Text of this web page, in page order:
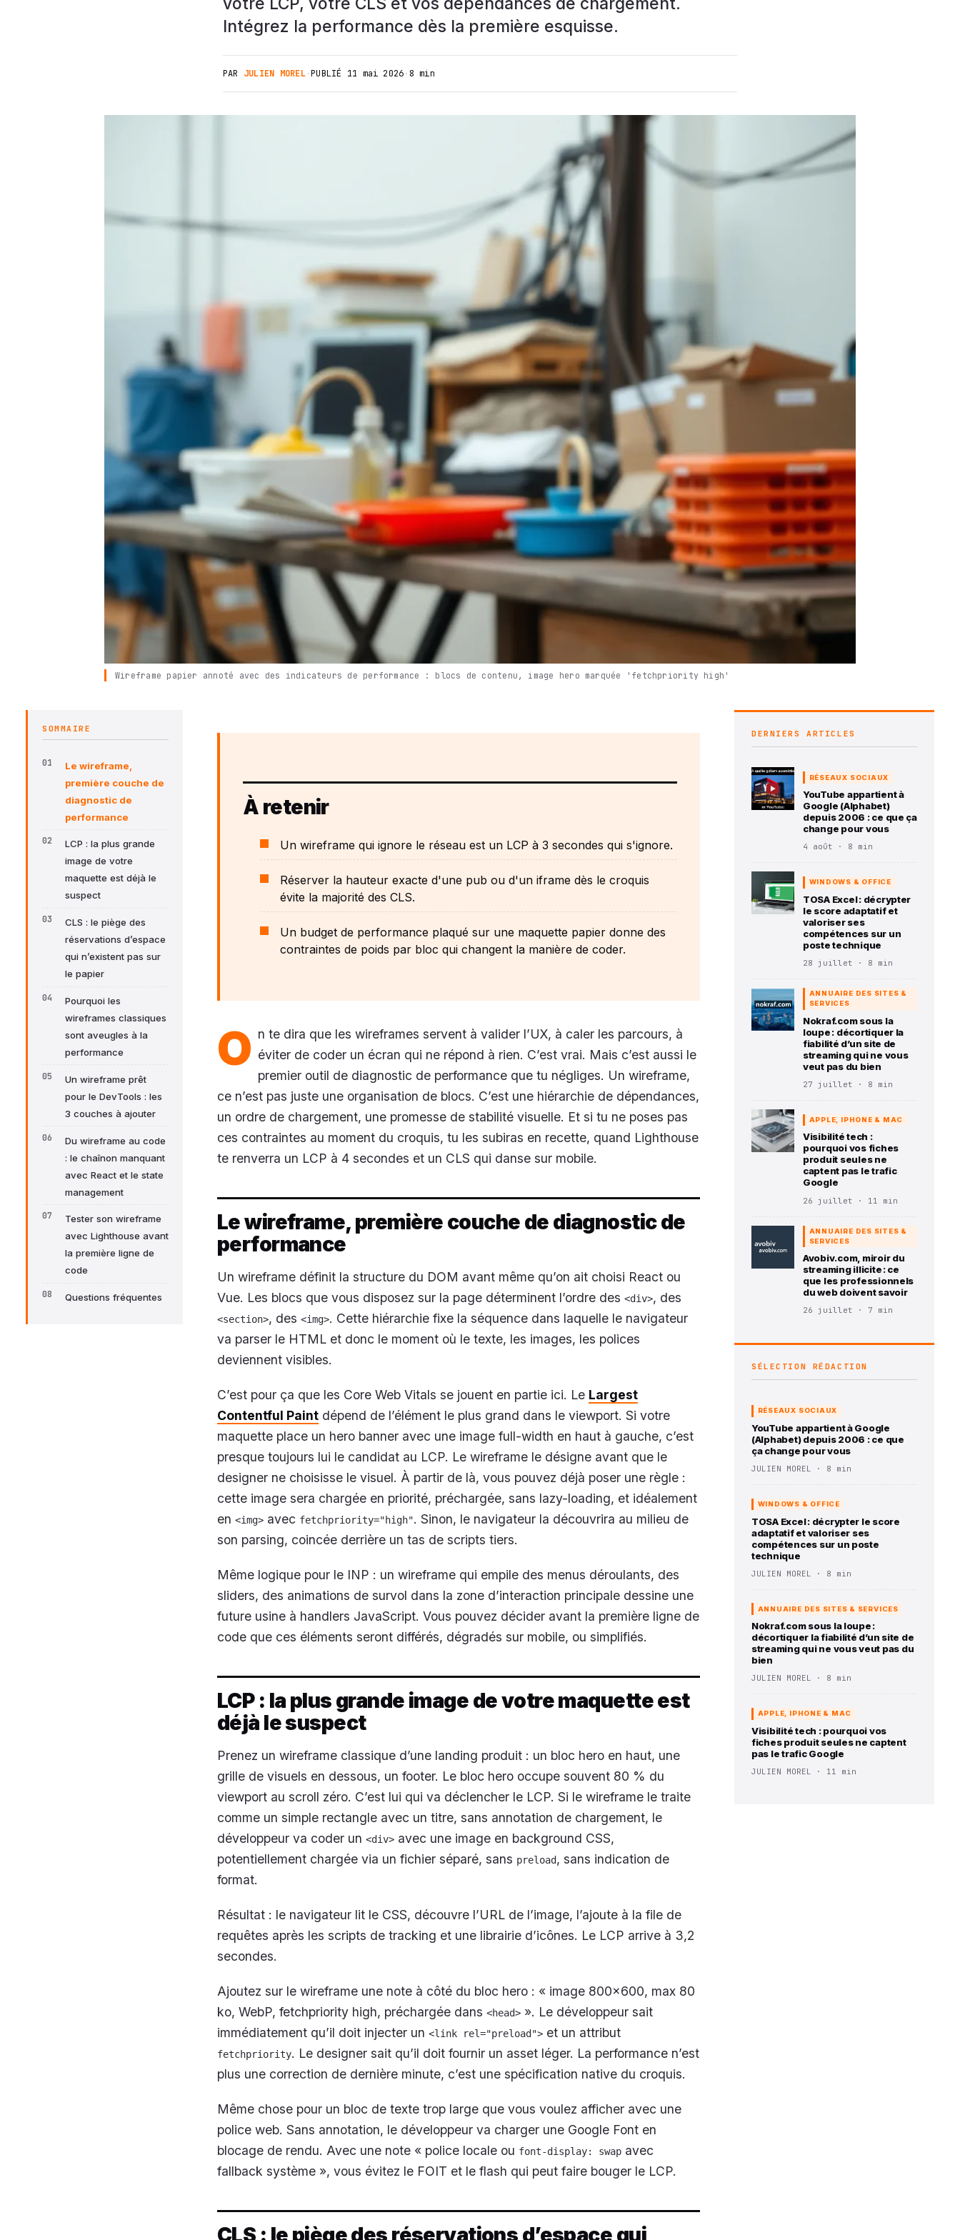
Intégrez la performance dès la première esquisse.
PAR JULIEN MOREL·PUBLIÉ 11 mai 2026· 8 min
Wireframe papier annoté avec des indicateurs de performance : blocs de contenu, image hero marquée 'fetchpriority high'
SOMMAIRE
Le wireframe,
première couche de
diagnostic de
performance
LCP : la plus grande
image de votre
maquette est déjà le
suspect
CLS : le piège des
réservations d’espace
qui n’existent pas sur
le papier
Pourquoi les
wireframes classiques
sont aveugles à la
performance
Un wireframe prêt
pour le DevTools : les
3 couches à ajouter
Du wireframe au code
: le chaînon manquant
avec React et le state
management
Tester son wireframe
avec Lighthouse avant
la première ligne de
code
Questions fréquentes
À retenir
Un wireframe qui ignore le réseau est un LCP à 3 secondes qui s'ignore.
Réserver la hauteur exacte d'une pub ou d'un iframe dès le croquis
évite la majorité des CLS.
Un budget de performance plaqué sur une maquette papier donne des
contraintes de poids par bloc qui changent la manière de coder.
O n te dira que les wireframes servent à valider l’UX, à caler les parcours, à
éviter de coder un écran qui ne répond à rien. C’est vrai. Mais c’est aussi le
premier outil de diagnostic de performance que tu négliges. Un wireframe,
ce n’est pas juste une organisation de blocs. C’est une hiérarchie de dépendances,
un ordre de chargement, une promesse de stabilité visuelle. Et si tu ne poses pas
ces contraintes au moment du croquis, tu les subiras en recette, quand Lighthouse
te renverra un LCP à 4 secondes et un CLS qui danse sur mobile.
Le wireframe, première couche de diagnostic de
performance
Un wireframe définit la structure du DOM avant même qu’on ait choisi React ou
Vue. Les blocs que vous disposez sur la page déterminent l’ordre des <div>, des
<section>, des <img>. Cette hiérarchie fixe la séquence dans laquelle le navigateur
va parser le HTML et donc le moment où le texte, les images, les polices
deviennent visibles.
C’est pour ça que les Core Web Vitals se jouent en partie ici. Le Largest
Contentful Paint dépend de l’élément le plus grand dans le viewport. Si votre
maquette place un hero banner avec une image full-width en haut à gauche, c’est
presque toujours lui le candidat au LCP. Le wireframe le désigne avant que le
designer ne choisisse le visuel. À partir de là, vous pouvez déjà poser une règle :
cette image sera chargée en priorité, préchargée, sans lazy-loading, et idéalement
en <img> avec fetchpriority="high". Sinon, le navigateur la découvrira au milieu de
son parsing, coincée derrière un tas de scripts tiers.
Même logique pour le INP : un wireframe qui empile des menus déroulants, des
sliders, des animations de survol dans la zone d’interaction principale dessine une
future usine à handlers JavaScript. Vous pouvez décider avant la première ligne de
code que ces éléments seront différés, dégradés sur mobile, ou simplifiés.
LCP : la plus grande image de votre maquette est
déjà le suspect
Prenez un wireframe classique d’une landing produit : un bloc hero en haut, une
grille de visuels en dessous, un footer. Le bloc hero occupe souvent 80 % du
viewport au scroll zéro. C’est lui qui va déclencher le LCP. Si le wireframe le traite
comme un simple rectangle avec un titre, sans annotation de chargement, le
développeur va coder un <div> avec une image en background CSS,
potentiellement chargée via un fichier séparé, sans preload, sans indication de
format.
Résultat : le navigateur lit le CSS, découvre l’URL de l’image, l’ajoute à la file de
requêtes après les scripts de tracking et une librairie d’icônes. Le LCP arrive à 3,2
secondes.
Ajoutez sur le wireframe une note à côté du bloc hero : « image 800x600, max 80
ko, WebP, fetchpriority high, préchargée dans <head> ». Le développeur sait
immédiatement qu’il doit injecter un <link rel="preload"> et un attribut
fetchpriority. Le designer sait qu’il doit fournir un asset léger. La performance n’est
plus une correction de dernière minute, c’est une spécification native du croquis.
Même chose pour un bloc de texte trop large que vous voulez afficher avec une
police web. Sans annotation, le développeur va charger une Google Font en
blocage de rendu. Avec une note « police locale ou font-display: swap avec
fallback système », vous évitez le FOIT et le flash qui peut faire bouger le LCP.
CLS : le piège des réservations d’espace qui
DERNIERS ARTICLES
RÉSEAUX SOCIAUX
YouTube appartient à
Google (Alphabet)
depuis 2006 : ce que ça
change pour vous
4 août · 8 min
WINDOWS & OFFICE
TOSA Excel : décrypter
le score adaptatif et
valoriser ses
compétences sur un
poste technique
28 juillet · 8 min
ANNUAIRE DES SITES &
SERVICES
Nokraf.com sous la
loupe : décortiquer la
fiabilité d’un site de
streaming qui ne vous
veut pas du bien
27 juillet · 8 min
APPLE, IPHONE & MAC
Visibilité tech :
pourquoi vos fiches
produit seules ne
captent pas le trafic
Google
26 juillet · 11 min
ANNUAIRE DES SITES &
SERVICES
Avobiv.com, miroir du
streaming illicite : ce
que les professionnels
du web doivent savoir
26 juillet · 7 min
SÉLECTION RÉDACTION
RÉSEAUX SOCIAUX
YouTube appartient à Google
(Alphabet) depuis 2006 : ce que
ça change pour vous
JULIEN MOREL · 8 min
WINDOWS & OFFICE
TOSA Excel : décrypter le score
adaptatif et valoriser ses
compétences sur un poste
technique
JULIEN MOREL · 8 min
ANNUAIRE DES SITES & SERVICES
Nokraf.com sous la loupe :
décortiquer la fiabilité d’un site de
streaming qui ne vous veut pas du
bien
JULIEN MOREL · 8 min
APPLE, IPHONE & MAC
Visibilité tech : pourquoi vos
fiches produit seules ne captent
pas le trafic Google
JULIEN MOREL · 11 min